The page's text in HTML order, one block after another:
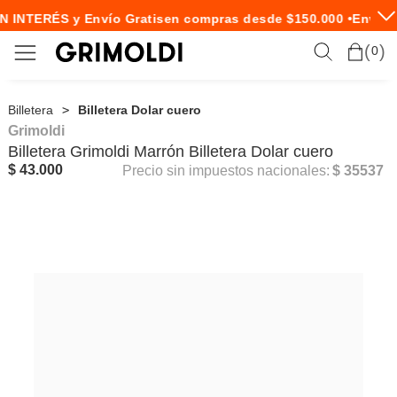
INTERÉS y Envío Gratisen compras desde $150.000 •Envío
0
Billetera Billetera Dolar cuero
Grimoldi
Billetera Grimoldi Marrón Billetera Dolar cuero
$ 43.000 Precio sin impuestos nacionales: $ 35537